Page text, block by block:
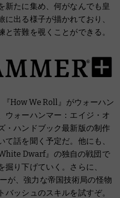
新たに集め、何がなんでも皇
出る様子が描かれており、
苦難を覗くことができる。
How We Roll』がウォーハン
ウォーハンマー：エイジ・オ
・ハンドブック最新版の制作
話を聞く予定だ。他にも、
Dwarf』の独自の戦団で
り下げていく。さらに、
が、強力な帝国技術局の怪物
ッシュのスキルを試すぞ。